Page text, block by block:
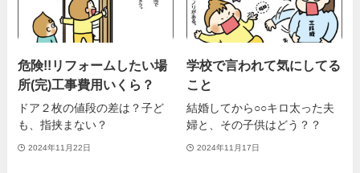
危険!!リフォームしたい場
所(完)工事費用いくら？
ドア２枚の値段の差は？子ど
も、指挟まない？
2024年11月22日
学校で言われて気にしてる
こと
結婚してから○○キロ太った夫
婦と、その子供はどう？？
2024年11月17日